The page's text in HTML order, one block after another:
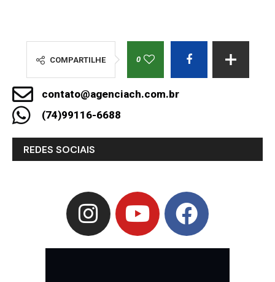
COMPARTILHE 0
contato@agenciach.com.br
(74)99116-6688
REDES SOCIAIS